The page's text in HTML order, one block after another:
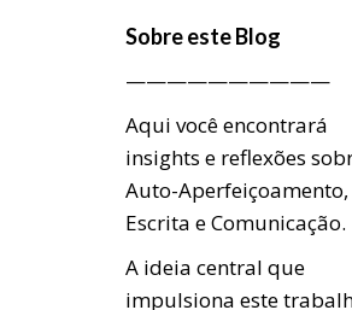
Sobre este Blog
——————————
Aqui você encontrará
insights e reflexões
Auto-Aperfeiçoamento,
Escrita e Comunicação.
A ideia central que
impulsiona este